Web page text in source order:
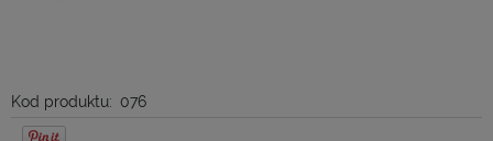
Kod produktu: 076